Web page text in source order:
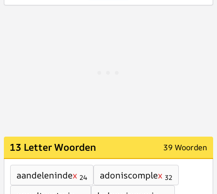
13 Letter Woorden 39 Woorden
aandelenindex 24 adoniscomplex 32